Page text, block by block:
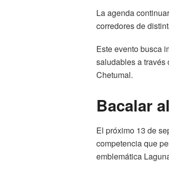
La agenda
corredores de
Este evento busca
saludables a través
Chetumal.
Bacalar
El próximo 13 de
competencia que
emblemática